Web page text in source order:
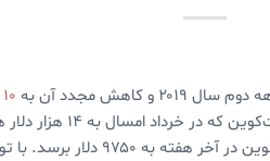
و کاهش مجدد آن به ۱۰ هزار دلار
دلار نوسان‌های جزئی دارد. پیشبینی